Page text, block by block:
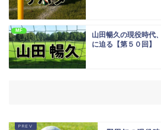
MF
山田暢久の現役時代
に迫る【第５０回】